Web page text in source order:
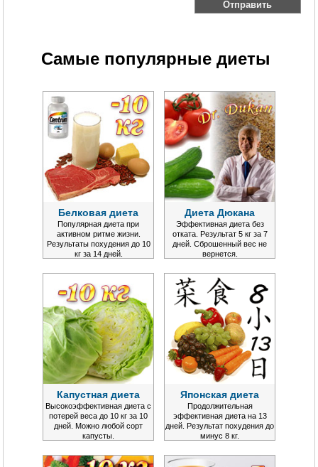
Самые популярные диеты
Белковая диета
Популярная диета при
активном ритме жизни.
Результаты похудения до 10
кг за 14 дней.
Диета Дюкана
Эффективная диета без
отката. Результат 5 кг за 7
дней. Сброшенный вес не
вернется.
Капустная диета
Высокоэффективная диета с
потерей веса до 10 кг за 10
дней. Можно любой сорт
капусты.
Японская диета
Продолжительная
эффективная диета на 13
дней. Результат похудения до
минус 8 кг.